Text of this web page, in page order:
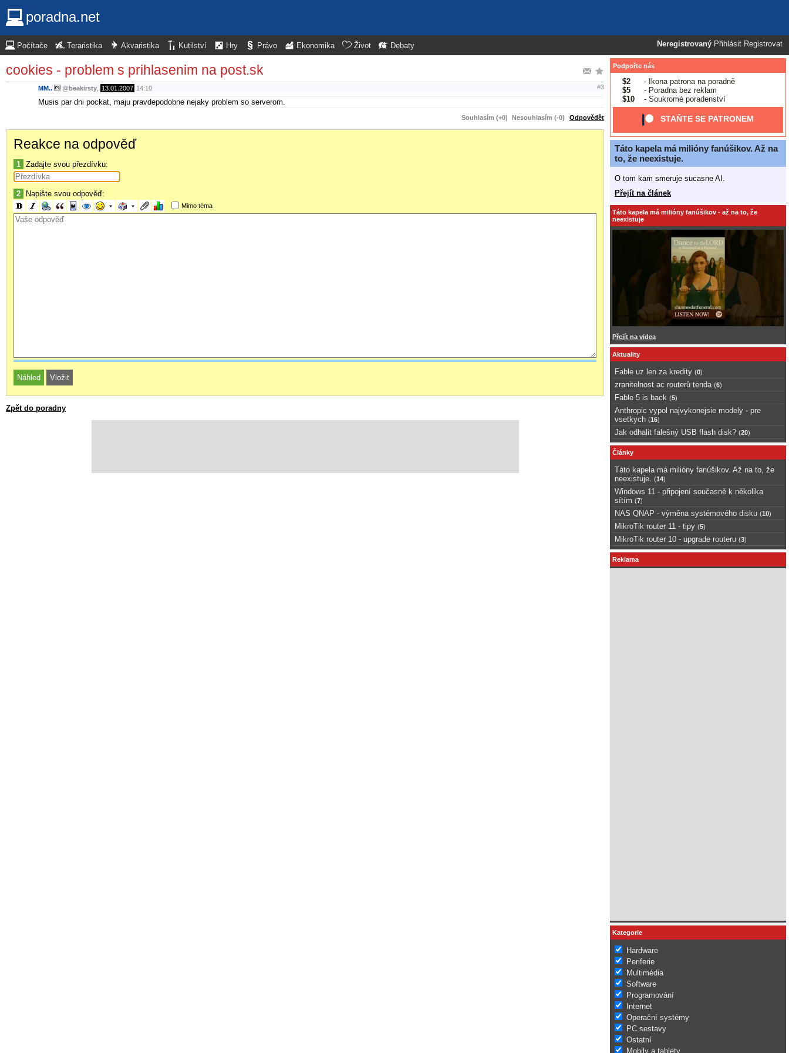
poradna.net
Neregistrovaný Přihlásit Registrovat
Počítače Teraristika Akvaristika Kutilství Hry Právo Ekonomika Život Debaty
cookies - problem s prihlasenim na post.sk
MM.. @beakirsty 13.01.2007 14:10 #3
Musis par dni pockat, maju pravdepodobne nejaky problem so serverom.
Souhlasím (+0) Nesouhlasím (-0) Odpovědět
Reakce na odpověď
1 Zadajte svou přezdívku:
2 Napište svou odpověď:
Mimo téma
Zpět do poradny
Podpořte nás
$2
- Ikona patrona na poradně
$5
- Poradna bez reklam
$10
- Soukromé poradenství
STAŇTE SE PATRONEM
Táto kapela má milióny fanúšikov. Až na
to, že neexistuje.
O tom kam smeruje sucasne AI.
Přejít na článek
Táto kapela má milióny fanúšikov - až na to, že
neexistuje
Přejít na videa
Aktuality
Fable uz len za kredity (0)
zranitelnost ac routerů tenda (6)
Fable 5 is back (5)
Anthropic vypol najvykonejsie modely - pre
vsetkych (16)
Jak odhalit falešný USB flash disk? (20)
Články
Táto kapela má milióny fanúšikov. Až na to, že
neexistuje.
(14)
Windows 11 - připojení současně k několika
sítím (7)
NAS QNAP - výměna systémového disku (10)
MikroTik router 11 - tipy (5)
MikroTik router 10 - upgrade routeru (3)
Reklama
Kategorie
Hardware
Periferie
Multimédia
Software
Programování
Internet
Operační systémy
PC sestavy
Ostatní
Mobily a tablety